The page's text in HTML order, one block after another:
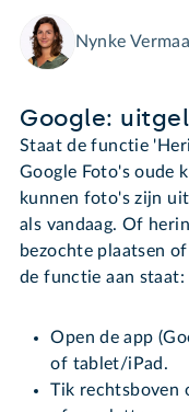
Nynke
Google:
Staat de functie
Google Foto's oude
kunnen foto's zijn
als vandaag. Of
bezochte plaatsen
de functie aan staat:
Open de app
of tablet/iPad.
Tik rechtsboven